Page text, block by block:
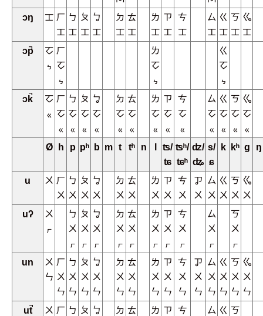
ɔŋ
ㆲ ㄏ
ㆲ
ㄅ
ㆲ
ㄆ
ㆲ
ㆠ
ㆲ
ㄉ
ㆲ
ㄊ
ㆲ
ㄌ
ㆲ
ㄗ
ㆲ
ㄘ
ㆲ
ㄙ
ㆲ
ㄍ
ㆲ
ㄎ
ㆲ
ㆣ
ㆲ
ɔp̚
ㆦ
ㆴ
ㄏ
ㆦ
ㆴ
ㄌ
ㆦ
ㆴ
ㄍ
ㆦ
ㆴ
ɔk̚
ㆦ
ㆻ
ㄏ
ㆦ
ㆻ
ㄅ
ㆦ
ㆻ
ㄆ
ㆦ
ㆻ
ㆠ
ㆦ
ㆻ
ㄉ
ㆦ
ㆻ
ㄊ
ㆦ
ㆻ
ㄌ
ㆦ
ㆻ
ㄗ
ㆦ
ㆻ
ㄘ
ㆦ
ㆻ
ㄙ
ㆦ
ㆻ
ㄍ
ㆦ
ㆻ
ㄎ
ㆦ
ㆻ
ㆣ
ㆦ
ㆻ
Ø
h p pʰ b m t tʰ n
ʦ/
ʨ
ʦʰ/
ʨʰ
ʣ/
ʥ
s/
ɕ
k kʰ g ŋ
u ㄨ ㄏ
ㄨ
ㄅ
ㄨ
ㄆ
ㄨ
ㆠ
ㄨ
ㄉ
ㄨ
ㄊ
ㄨ
ㄌ
ㄨ
ㄗ
ㄨ
ㄘ
ㄨ
ㆡ
ㄨ
ㄙ
ㄨ
ㄍ
ㄨ
ㄎ
ㄨ
ㆣ
ㄨ
uʔ
ㄨ
ㆷ
ㄅ
ㄨ
ㆷ
ㄆ
ㄨ
ㆷ
ㆠ
ㄨ
ㆷ
ㄉ
ㄨ
ㆷ
ㄊ
ㄨ
ㆷ
ㄌ
ㄨ
ㆷ
ㄗ
ㄨ
ㆷ
ㄘ
ㄨ
ㆷ
ㄙ
ㄨ
ㆷ
ㄎ
ㄨ
ㆷ
un
ㄨ
ㄣ
ㄏ
ㄨ
ㄣ
ㄅ
ㄨ
ㄣ
ㄆ
ㄨ
ㄣ
ㆠ
ㄨ
ㄣ
ㄉ
ㄨ
ㄣ
ㄊ
ㄨ
ㄣ
ㄌ
ㄨ
ㄣ
ㄗ
ㄨ
ㄣ
ㄘ
ㄨ
ㄣ
ㆡ
ㄨ
ㄣ
ㄙ
ㄨ
ㄣ
ㄍ
ㄨ
ㄣ
ㄎ
ㄨ
ㄣ
ㆣ
ㄨ
ㄣ
ut̚
ㄨ ㄏ ㄅ ㄆ ㆠ
ㄉ ㄊ
ㄌ ㄗ
ㄘ
ㄙ ㄍ ㄎ